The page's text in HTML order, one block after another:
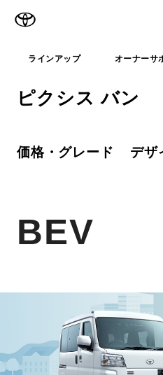
ラインアップ オーナーサ
ピクシス バン
価格・グレード デザ
BEV